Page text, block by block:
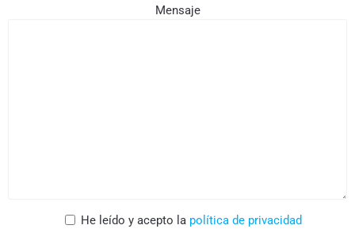
Mensaje
He leído y acepto la política de privacidad